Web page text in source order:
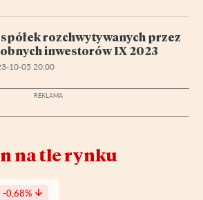
spółek rozchwytywanych przez
inwestorów IX 2023
10-05 20:00
na tle rynku
-0,68%